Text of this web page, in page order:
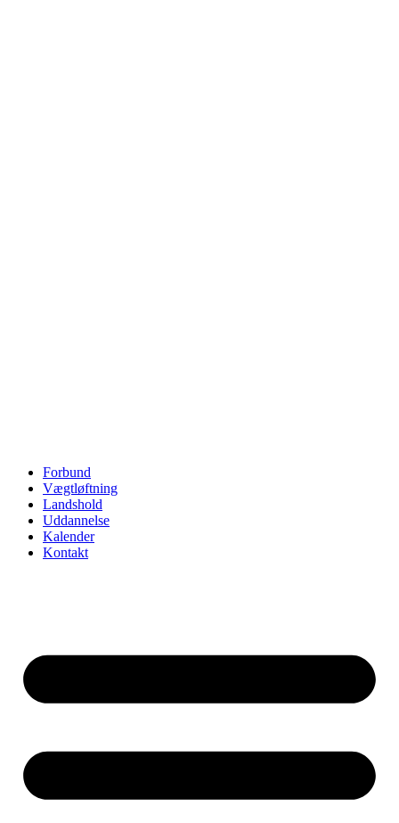
Forbund
Vægtløftning
Landshold
Uddannelse
Kalender
Kontakt